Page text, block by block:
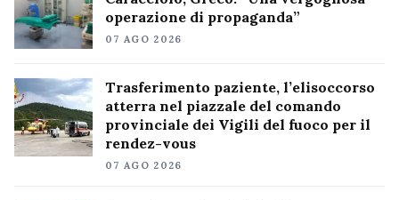
operazione di propaganda”
07 AGO 2026
Trasferimento paziente, l’elisoccorso
atterra nel piazzale del comando
provinciale dei Vigili del fuoco per il
rendez-vous
07 AGO 2026